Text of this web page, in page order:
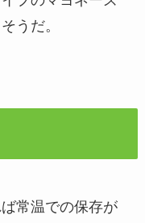
うだ。
常温での保存が